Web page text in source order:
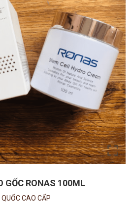
GỐC RONAS 100ML
CAO CẤP